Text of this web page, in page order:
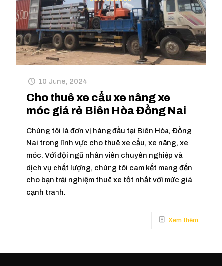
10 June, 2024
Cho thuê xe cẩu xe nâng xe
móc giá rẻ Biên Hòa Đồng Nai
Chúng tôi là đơn vị hàng đầu tại Biên Hòa, Đồng
Nai trong lĩnh vực cho thuê xe cẩu, xe nâng, xe
móc. Với đội ngũ nhân viên chuyên nghiệp và
dịch vụ chất lượng, chúng tôi cam kết mang đến
cho bạn trải nghiệm thuê xe tốt nhất với mức giá
cạnh tranh.